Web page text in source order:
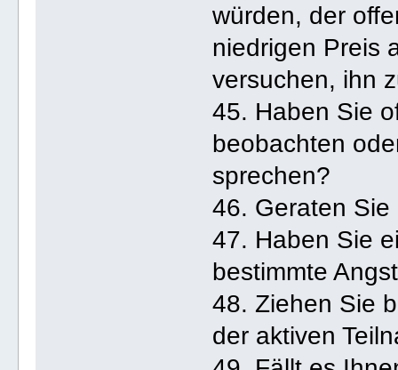
würden, der
niedrigen Preis
versuchen, ihn
45. Haben Sie
beobachten
sprechen?
46. Geraten Sie
47. Haben Sie
bestimmte
48. Ziehen Sie
der aktiven